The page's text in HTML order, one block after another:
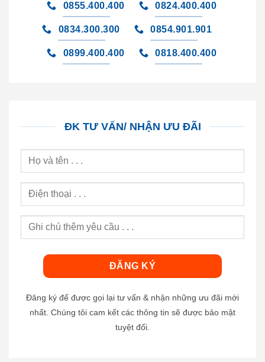
0855.400.400 0824.400.400
0834.300.300 0854.901.901
0899.400.400 0818.400.400
ĐK TƯ VẤN/ NHẬN ƯU ĐÃI
Đăng ký để được gọi lại tư vấn & nhận những ưu đãi mới
nhất. Chúng tôi cam kết các thông tin sẽ được bảo mật
tuyệt đối.